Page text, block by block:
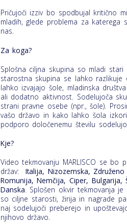
Pričujoči izziv bo spodbujal kritično
mladih, glede problema za
nas.
Za koga?
Splošna ciljna skupina so mladi stari
starostna skupina se lahko razlikuje
lahko izvajajo šole, mladinska
ali dodatno aktivnost. Sodelujoča
strani pravne osebe (npr., šole).
vašo državo in kako lahko šola
podporo določenemu številu
Kje?
Video tekmovanju MARLISCO se bo
držav: Italija, Nizozemska,
Romunija, Nemčija, Ciper, Bulgarija,
Danska. Splošen okvir tekmovanja
so ciljne starosti, žirija in nagrade
naj sodelujoči preberejo in
njihovo državo.